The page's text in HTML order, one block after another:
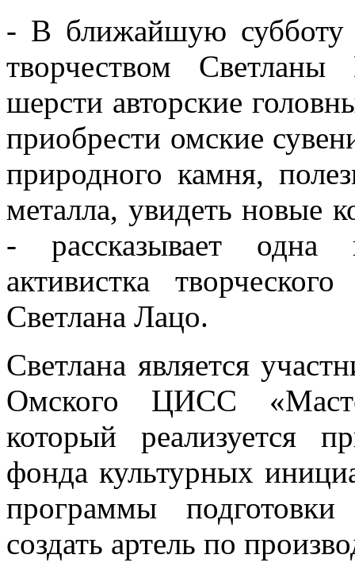
- В ближайшую субботу
творчеством
шерсти авторские
приобрести омские
природного камня,
металла, увидеть новые
- рассказывает одна
активистка
Светлана Лацо.
Светлана является
Омского ЦИСС
который реализуется
фонда культурных
программы
создать артель по